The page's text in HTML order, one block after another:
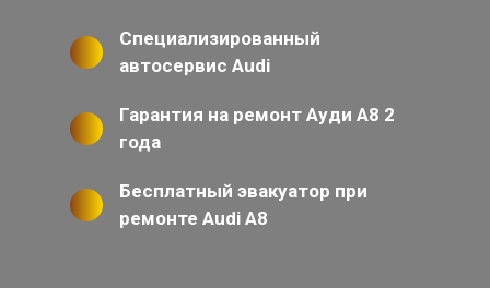
Специализированный
автосервис Audi
Гарантия на ремонт Ауди А8 2
года
Бесплатный эвакуатор при
ремонте Audi A8